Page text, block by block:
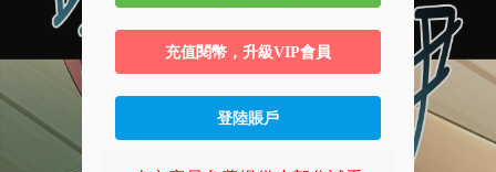
充值閱幣，升級VIP會員
登陸賬戶